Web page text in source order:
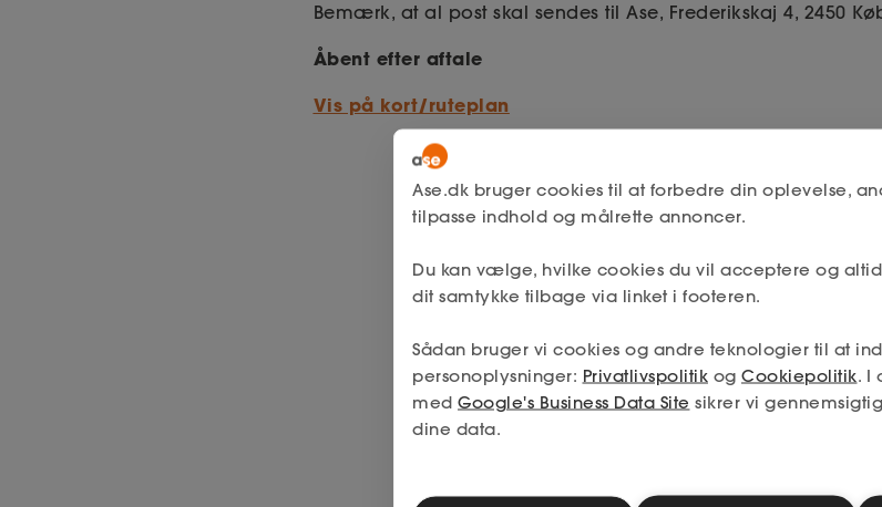
Bemærk, at al post skal sendes til Ase, Frederikskaj 4, 2450
Åbent efter aftale
Vis på kort/ruteplan
Ase.dk bruger cookies til at forbedre din oplevelse,
tilpasse indhold og målrette annoncer.
Du kan vælge, hvilke cookies du vil acceptere og
dit samtykke tilbage via linket i footeren.
Sådan bruger vi cookies og andre teknologier til at
personoplysninger: Privatlivspolitik og Cookiepolitik. I
med Google's Business Data Site sikrer vi
dine data.